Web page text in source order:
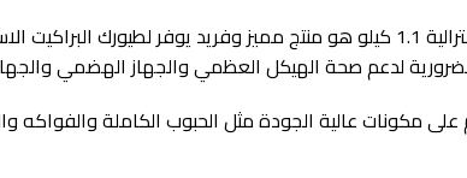
فيرسل لاقا برستيج بريميوم غذاء كامل للبراكيت الاسترالية 1.1 كيلو
لدعم صحة الهيكل العظمي والجهاز الهضمي
على مكونات عالية الجودة مثل الحبوب الكاملة